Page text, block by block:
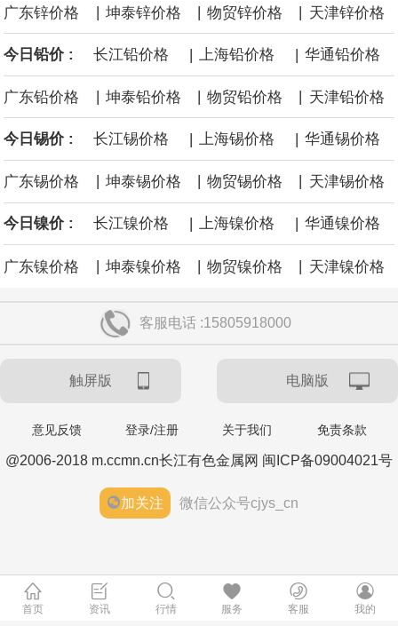
元上方的盘整区间中进一步上涨。
必和必拓港口联合工会：必和必拓西澳大利亚铁矿石业务的工人已
通知，将于8月9日实施24小时停工。
广东锌价格 | 坤泰锌价格 | 物贸锌价格 | 天津锌价格
今日铅价 : 长江铅价格 | 上海铅价格 | 华通铅价格
广东铅价格 坤泰铅价格 物贸铅价格 天津铅价格
今日锡价 : 长江锡价格 | 上海锡价格 | 华通锡价格
广东锡价格 坤泰锡价格 物贸锡价格 天津锡价格
今日镍价 : 长江镍价格 | 上海镍价格 | 华通镍价格
广东镍价格 | 坤泰镍价格 | 物贸镍价格 | 天津镍价格
客服电话 :15805918000
触屏版 电脑版
意见反馈 登录/注册 关于我们 免责条款
@2006-2018 m.ccmn.cn长江有色金属网 闽ICP备09004021号
加关注 微信公众号cjys_cn
首页 资讯 行情 服务 客服 我的